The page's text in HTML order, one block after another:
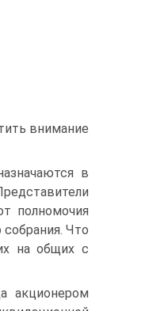
внимание
в
полномочия
Что
на общих с
акционером